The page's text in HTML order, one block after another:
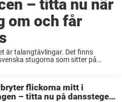
– titta nu när
om och får
är talangtävlingar. Det finns
stugorna som sitter på
flickorna mitt i
– titta nu på dansstegen